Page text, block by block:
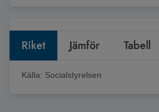
Riket Jämför Tabell
Källa: Socialstyrelsen